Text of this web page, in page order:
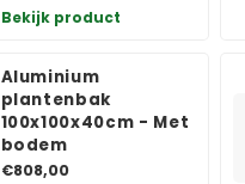
Bekijk product
Aluminium
plantenbak
100x100x40cm - Met
bodem
€808,00